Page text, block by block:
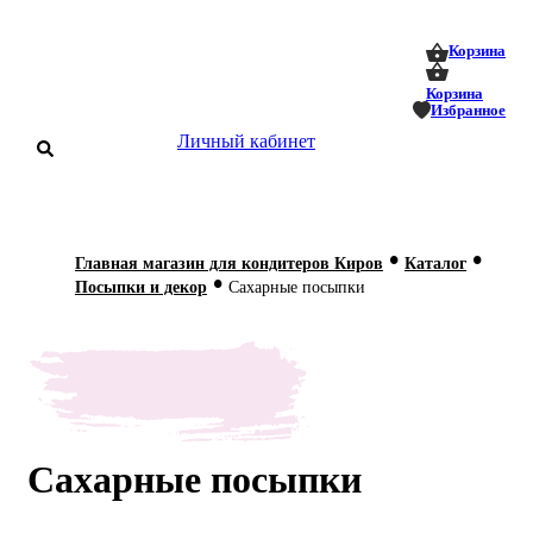
Корзина
Корзина
Избранное
Личный кабинет
Статьи
О нас
Главная магазин для кондитеров Киров • Каталог •
Посыпки и декор • Сахарные посыпки
Сахарные посыпки